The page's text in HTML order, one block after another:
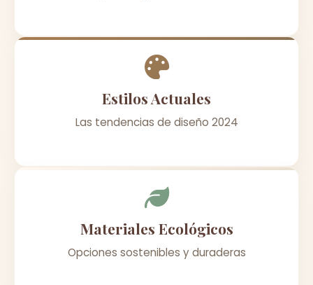
Estilos Actuales
Las tendencias de diseño 2024
Materiales Ecológicos
Opciones sostenibles y duraderas